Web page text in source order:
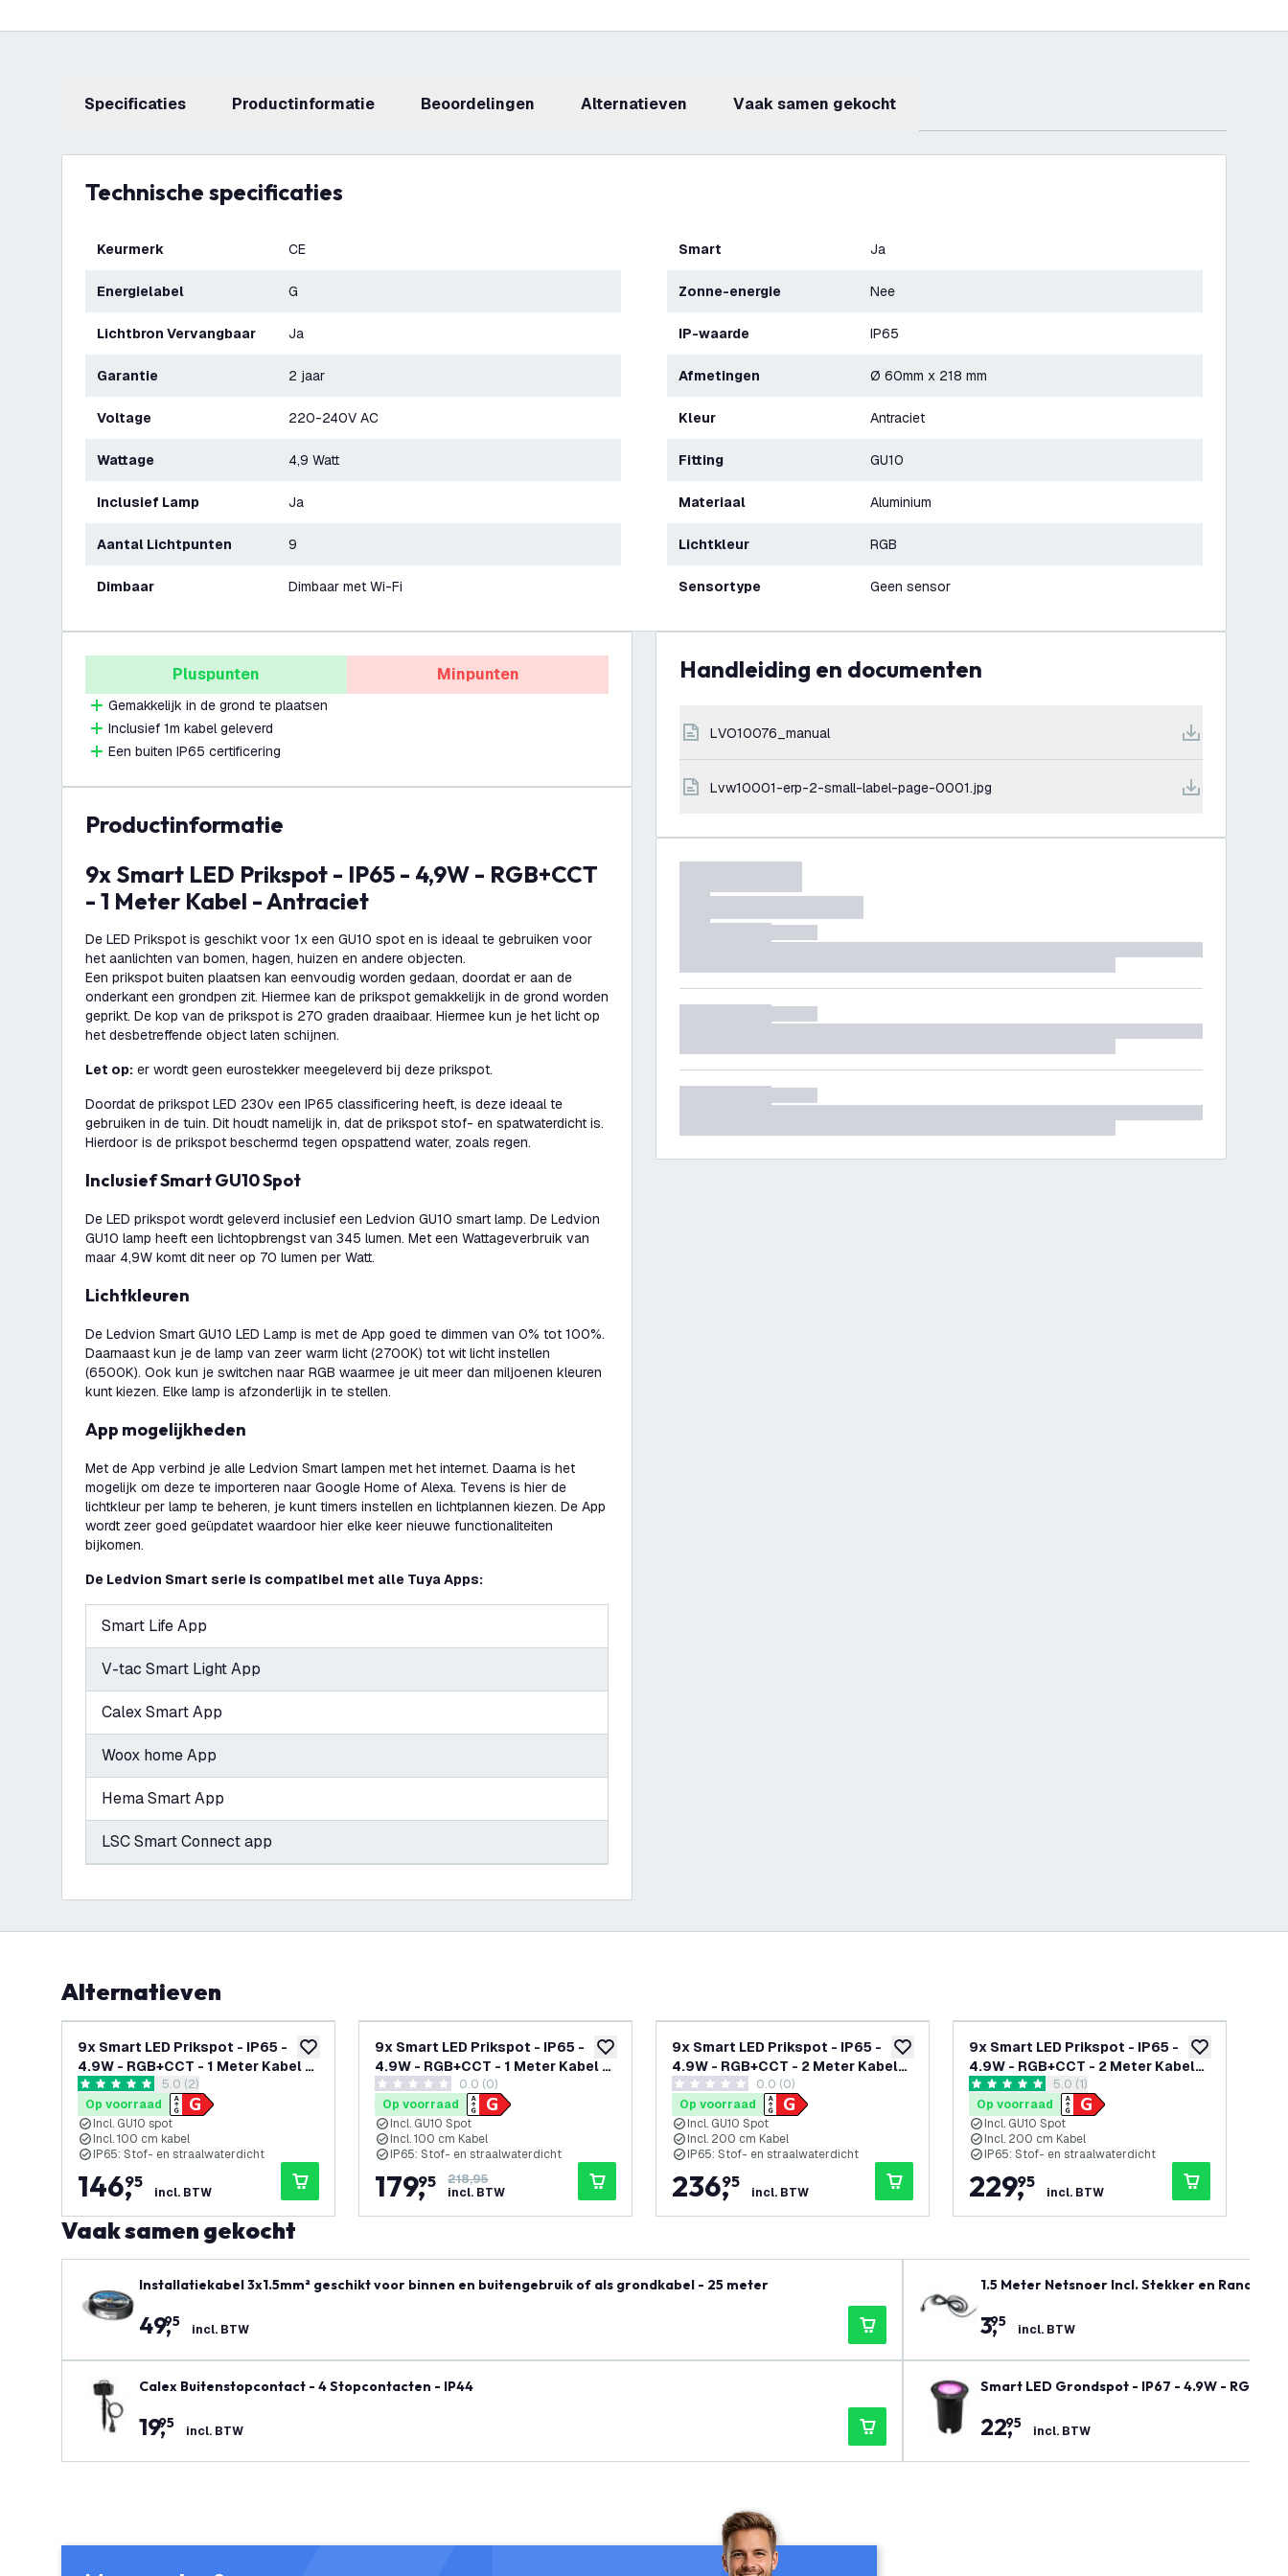
Specificaties productinformatie beoordelingen Alternatieven Vaak samen gekocht
Technische specificaties
Keurmerk CE
Energielabel G
Lichtbron Vervangbaar Ja
Garantie 2 jaar
Voltage 220-240V AC
Wattage 4,9 Watt
Inclusief Lamp Ja
Aantal Lichtpunten 9
Dimbaar Dimbaar met Wi-Fi
Smart Ja
Zonne-energie Nee
IP-waarde IP65
Afmetingen Ø 60mm x 218 mm
Kleur Antraciet
Fitting GU10
Materiaal Aluminium
Lichtkleur RGB
Sensortype Geen sensor
Pluspunten
Gemakkelijk in de grond te plaatsen
Inclusief 1m kabel geleverd
Een buiten IP65 certificering
Minpunten
productinformatie
9x Smart LED Prikspot - IP65 - 4,9W - RGB+CCT
- 1 Meter Kabel - Antraciet
De LED Prikspot is geschikt voor 1x een GU10 spot en is ideaal te gebruiken voor
het aanlichten van bomen, hagen, huizen en andere objecten.
Een prikspot buiten plaatsen kan eenvoudig worden gedaan, doordat er aan de
onderkant een grondpen zit. Hiermee kan de prikspot gemakkelijk in de grond worden
geprikt. De kop van de prikspot is 270 graden draaibaar. Hiermee kun je het licht op
het desbetreffende object laten schijnen.
Let op: er wordt geen eurostekker meegeleverd bij deze prikspot.
Doordat de prikspot LED 230v een IP65 classificering heeft, is deze ideaal te
gebruiken in de tuin. Dit houdt namelijk in, dat de prikspot stof- en spatwaterdicht is.
Hierdoor is de prikspot beschermd tegen opspattend water, zoals regen.
Inclusief Smart GU10 Spot
De LED prikspot wordt geleverd inclusief een Ledvion GU10 smart lamp. De Ledvion
GU10 lamp heeft een lichtopbrengst van 345 lumen. Met een Wattageverbruik van
maar 4,9W komt dit neer op 70 lumen per Watt.
Lichtkleuren
De Ledvion Smart GU10 LED Lamp is met de App goed te dimmen van 0% tot 100%.
Daarnaast kun je de lamp van zeer warm licht (2700K) tot wit licht instellen
(6500K). Ook kun je switchen naar RGB waarmee je uit meer dan miljoenen kleuren
kunt kiezen. Elke lamp is afzonderlijk in te stellen.
App mogelijkheden
Met de App verbind je alle Ledvion Smart lampen met het internet. Daarna is het
mogelijk om deze te importeren naar Google Home of Alexa. Tevens is hier de
lichtkleur per lamp te beheren, je kunt timers instellen en lichtplannen kiezen. De App
wordt zeer goed geüpdatet waardoor hier elke keer nieuwe functionaliteiten
bijkomen.
De Ledvion Smart serie is compatibel met alle Tuya Apps:
Smart Life App
V-tac Smart Light App
Calex Smart App
Woox home App
Hema Smart App
LSC Smart Connect app
Handleiding en documenten
LVO10076_manual
lvw10001-erp-2-small-label-page-0001.jpg
Alternatieven
toevoegen aan verlanglijst
9x Smart LED Prikspot - IP65 -
4.9W - RGB+CCT - 1 Meter Kabel -
Aluminiumreviews drawer openen
5 score sterren5.0 (2)
Op voorraad
Incl. GU10 spot
Incl. 100 cm kabel
IP65: Stof- en straalwaterdicht
146,
95
incl. BTW
toevoegen aan verlanglijst
9x Smart LED Prikspot - IP65 -
4.9W - RGB+CCT - 1 Meter Kabel -
Zwart
0 score sterren0.0 (0)
Op voorraad
Incl. GU10 Spot
Incl. 100 cm Kabel
IP65: Stof- en straalwaterdicht
179,
95
218,95
incl. BTW
toevoegen aan verlanglijst
9x Smart LED Prikspot - IP65 -
4.9W - RGB+CCT - 2 Meter Kabel
met Stekker - Antraciet
0 score sterren0.0 (0)
Op voorraad
Incl. GU10 Spot
Incl. 200 cm Kabel
IP65: Stof- en straalwaterdicht
236,
95
incl. BTW
toevoegen
9x Smart LED Prikspot - IP65 -
4.9W - RGB+CCT - 2 Meter Kabel
met Stekkerreviews drawer openen
5 score sterren5.0 (1)
Op voorraad
Incl. GU10 Spot
Incl. 200 cm Kabel
IP65: Stof- en straalwaterdicht
229,
95
incl. BTW
Vaak samen gekocht
Installatiekabel 3x1.5mm² geschikt voor binnen en buitengebruik of als grondkabel - 25 meter
49,
95 incl. BTW
Calex Buitenstopcontact - 4 Stopcontacten - IP44
19,
95 incl. BTW
1.5 Meter Netsnoer Incl. Stekker en
3,
95 incl. BTW
Smart LED Grondspot - IP67 - 4.9W -
22,
95 incl. BTW